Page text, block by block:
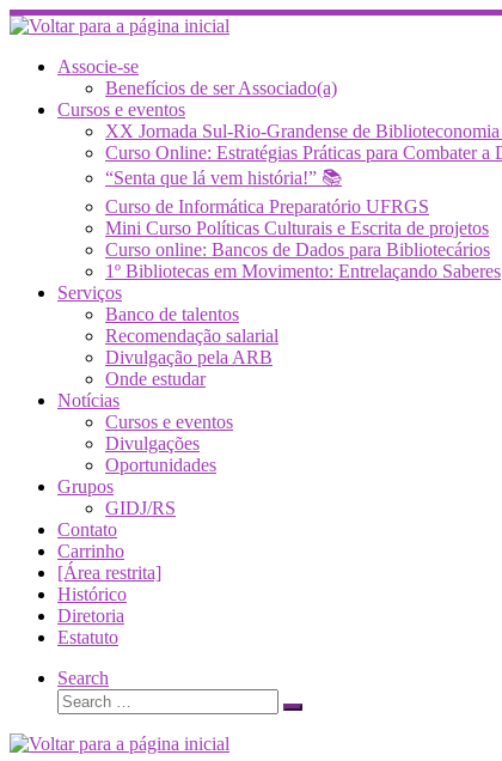
Skip
to
contentAssocie-se
Benefícios de ser Associado(a)
Cursos e eventos
XX Jornada Sul-Rio-Grandense de
Curso Online: Estratégias Práticas para Combater
“Senta que lá vem história!” 📚
Curso de Informática Preparatório UFRGS
Mini Curso Políticas Culturais e Escrita de projetos
Curso online: Bancos de Dados para Bibliotecários
1º Bibliotecas em Movimento: Entrelaçando Saberes
Serviços
Banco de talentos
Recomendação salarial
Divulgação pela ARB
Onde estudar
Notícias
Cursos e eventos
Divulgações
Oportunidades
Grupos
GIDJ/RS
Contato
Carrinho
[Área restrita]
Histórico
Diretoria
Estatuto
Search
Search
Search